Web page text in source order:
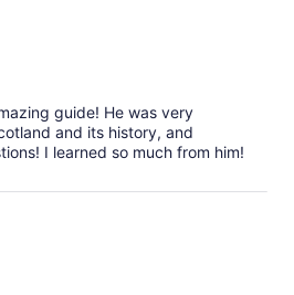
guide! He was very
and its history, and
I learned so much from him!